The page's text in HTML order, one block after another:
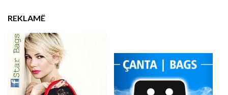
REKLAMË